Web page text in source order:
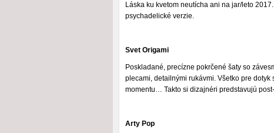
Láska ku kvetom neutícha ani na jar/leto
psychadelické verzie.
Svet Origami
Poskladané, precízne pokrčené šaty so
plecami, detailnými rukávmi. Všetko pre dotyk
momentu… Takto si dizajnéri predstavujú
Arty Pop